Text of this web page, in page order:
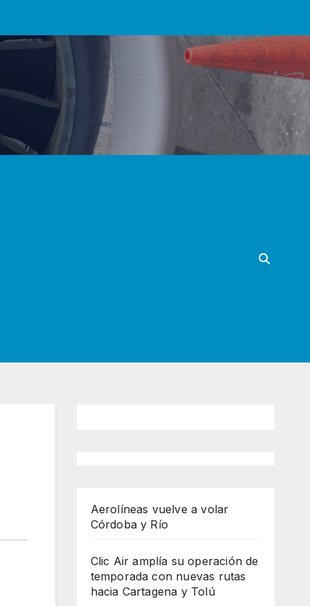
Aerolíneas vuelve a volar
Córdoba y Río
Clic Air amplía su operación de
temporada con nuevas rutas
hacia Cartagena y Tolú